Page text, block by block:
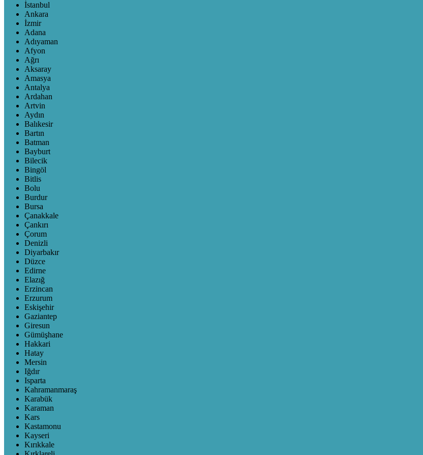
İstanbul
Ankara
İzmir
Adana
Adıyaman
Afyon
Ağrı
Aksaray
Amasya
Antalya
Ardahan
Artvin
Aydın
Balıkesir
Bartın
Batman
Bayburt
Bilecik
Bingöl
Bitlis
Bolu
Burdur
Bursa
Çanakkale
Çankırı
Çorum
Denizli
Diyarbakır
Düzce
Edirne
Elazığ
Erzincan
Erzurum
Eskişehir
Gaziantep
Giresun
Gümüşhane
Hakkari
Hatay
Mersin
Iğdır
Isparta
Kahramanmaraş
Karabük
Karaman
Kars
Kastamonu
Kayseri
Kırıkkale